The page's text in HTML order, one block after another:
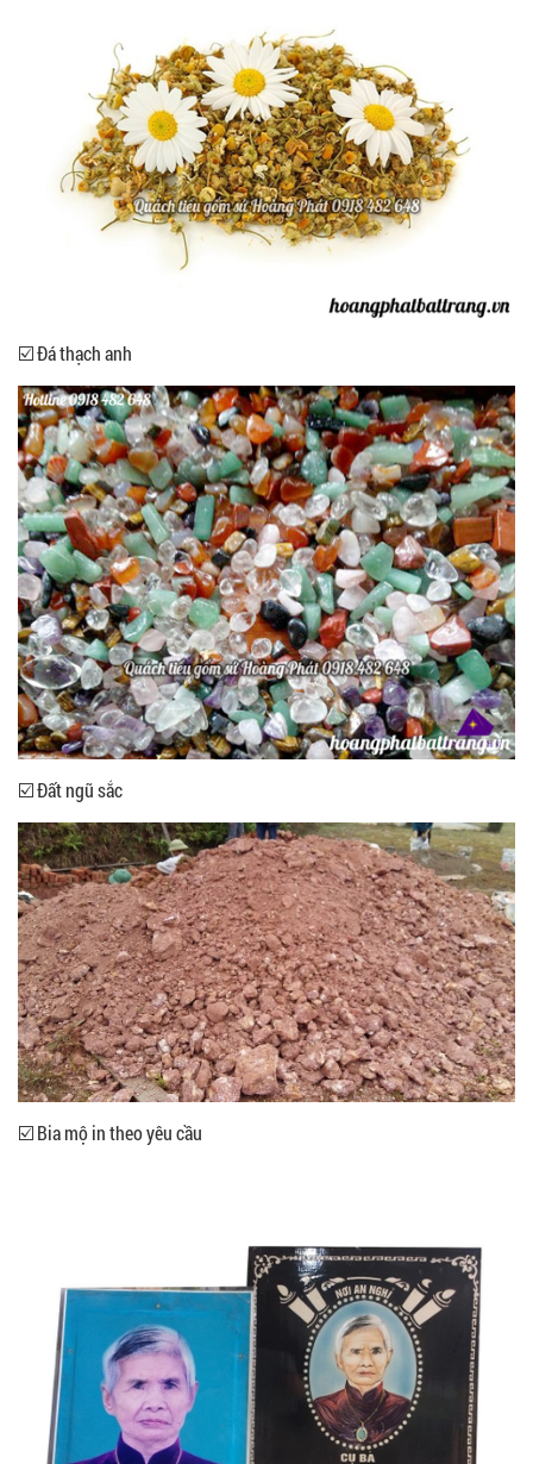
☑️ Đá thạch anh
☑️ Đất ngũ sắc
☑️ Bia mộ in theo yêu cầu